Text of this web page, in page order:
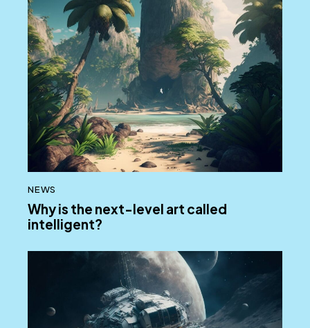
NEWS
Why is the next-level art called
intelligent?